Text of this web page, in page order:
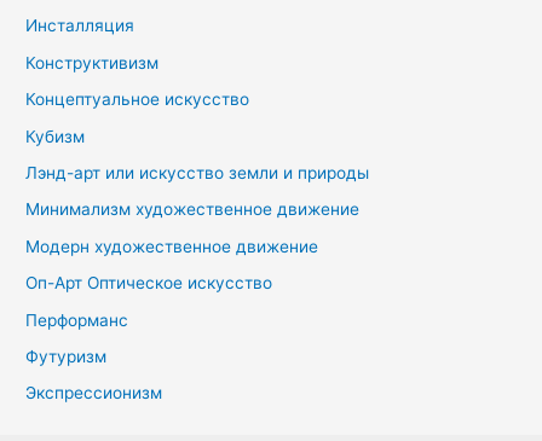
Инсталляция
Конструктивизм
Концептуальное искусство
Кубизм
Лэнд-арт или искусство земли и природы
Минимализм художественное движение
Модерн художественное движение
Оп-Арт Оптическое искусство
Перформанс
Футуризм
Экспрессионизм